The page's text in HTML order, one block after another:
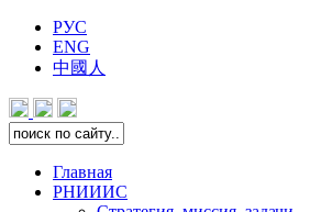
РУС
ENG
中國人
Главная
РНИИИС